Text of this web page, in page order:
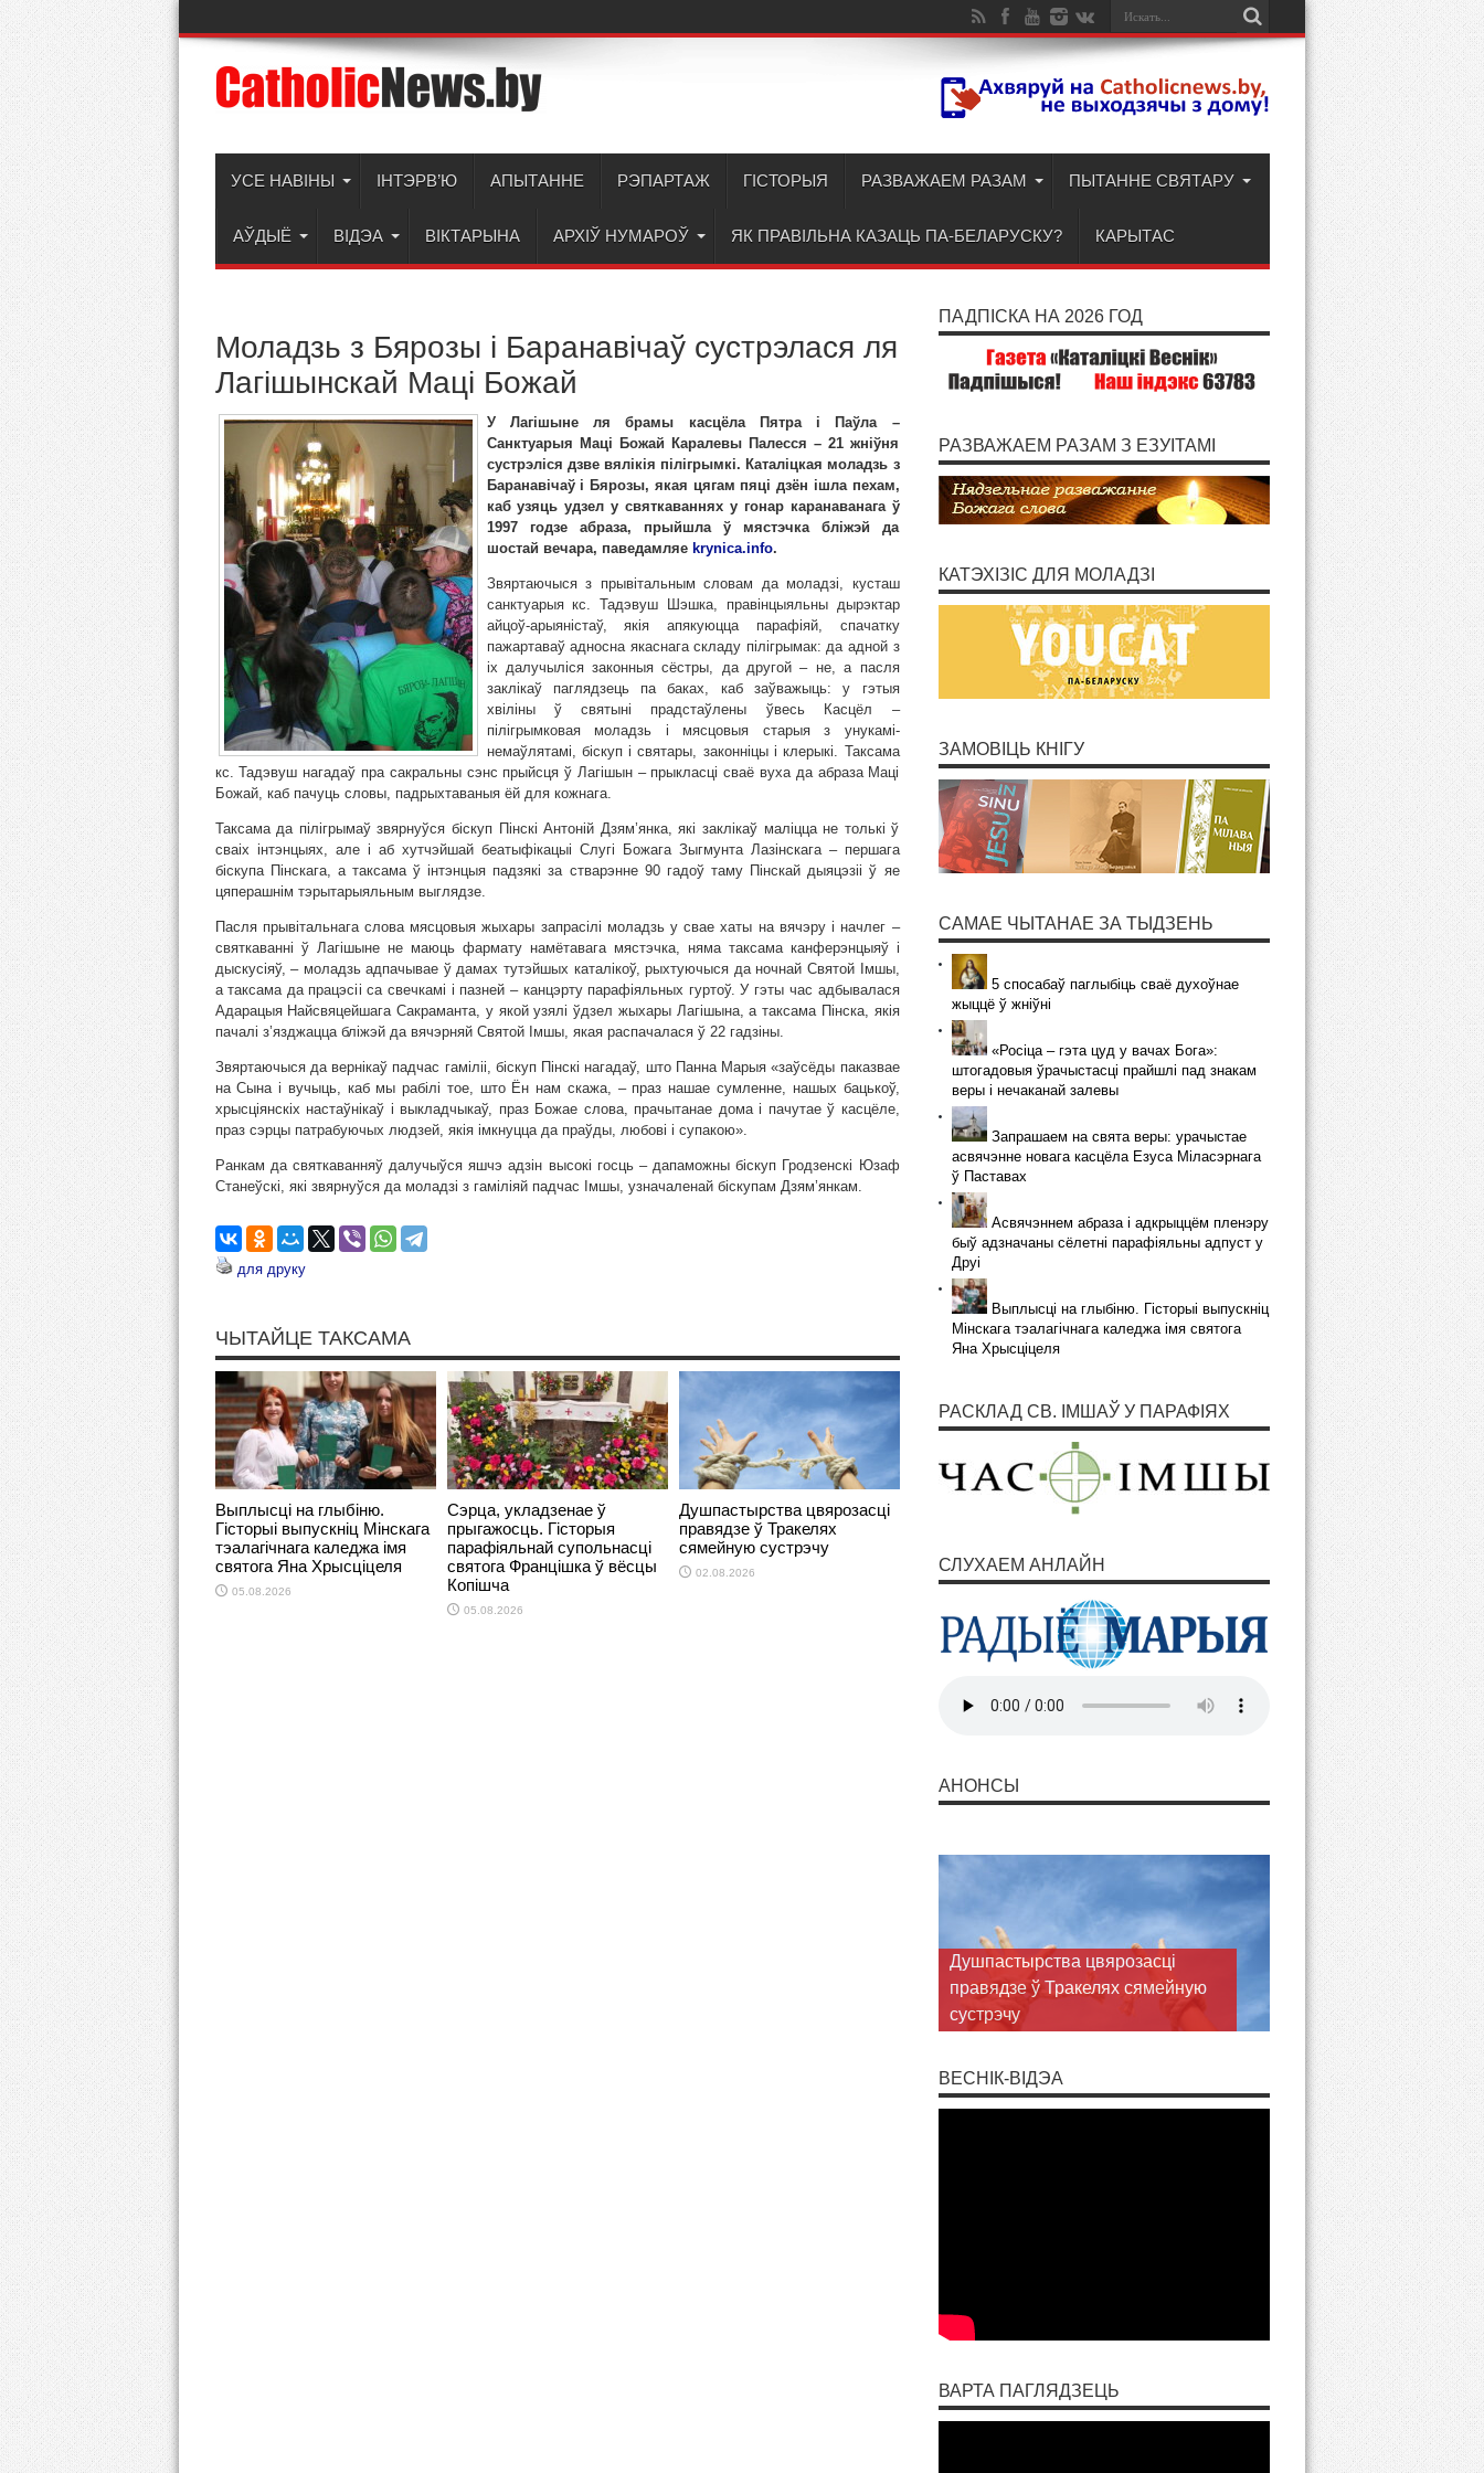
УСЕ НАВІНЫ ІНТЭРВ’Ю АПЫТАННЕ РЭПАРТАЖ ГІСТОРЫЯ РАЗВАЖАЕМ РАЗАМ ПЫТАННЕ СВЯТАРУ
АЎДЫЁ ВІДЭА ВІКТАРЫНА АРХІЎ НУМАРОЎ ЯК ПРАВІЛЬНА КАЗАЦЬ ПА-БЕЛАРУСКУ? КАРЫТАС
Моладзь з Бярозы і Баранавічаў сустрэлася ля
Лагішынскай Маці Божай
У Лагішыне ля брамы касцёла Пятра і Паўла –
Санктуарыя Маці Божай Каралевы Палесся – 21 жніўня
сустрэліся дзве вялікія пілігрымкі. Каталіцкая моладзь з
Баранавічаў і Бярозы, якая цягам пяці дзён ішла пехам,
каб узяць удзел у святкаваннях у гонар каранаванага ў
1997 годзе абраза, прыйшла ў мястэчка бліжэй да
шостай вечара, паведамляе krynica.info.
Звяртаючыся з прывітальным словам да моладзі, кусташ
санктуарыя кс. Тадэвуш Шэшка, правінцыяльны дырэктар
айцоў-арыяністаў, якія апякуюцца парафіяй, спачатку
пажартаваў адносна якаснага складу пілігрымак: да адной з
іх далучыліcя законныя сёстры, да другой – не, а пасля
заклікаў паглядзець па баках, каб заўважыць: у гэтыя
хвіліны ў святыні прадстаўлены ўвесь Касцёл –
пілігрымковая моладзь і мясцовыя старыя з унукамі-
немаўлятамі, біскуп і святары, законніцы і клерыкі. Таксама
кс. Тадэвуш нагадаў пра сакральны сэнс прыйсця ў Лагішын – прыкласці сваё вуха да абраза Маці
Божай, каб пачуць словы, падрыхтаваныя ёй для кожнага.
Таксама да пілігрымаў звярнуўся біскуп Пінскі Антоній Дзям’янка, які заклікаў маліцца не толькі ў
сваіх інтэнцыях, але і аб хутчэйшай беатыфікацыі Слугі Божага Зыгмунта Лазінскага – першага
біскупа Пінскага, а таксама ў інтэнцыя падзякі за стварэнне 90 гадоў таму Пінскай дыяцэзіі ў яе
цяперашнім тэрытарыяльным выглядзе.
Пасля прывітальнага слова мясцовыя жыхары запрасілі моладзь у свае хаты на вячэру і начлег –
святкаванні ў Лагішыне не маюць фармату намётавага мястэчка, няма таксама канферэнцыяў і
дыскусіяў, – моладзь адпачывае ў дамах тутэйшых каталікоў, рыхтуючыся да ночнай Святой Імшы,
а таксама да працэсіі са свечкамі і пазней – канцэрту парафіяльных гуртоў. У гэты час адбывалася
Адарацыя Найсвяцейшага Сакраманта, у якой узялі ўдзел жыхары Лагішына, а таксама Пінска, якія
пачалі з’язджацца бліжэй да вячэрняй Святой Імшы, якая распачалася ў 22 гадзіны.
Звяртаючыся да вернікаў падчас гаміліі, біскуп Пінскі нагадаў, што Панна Марыя «заўсёды паказвае
на Сына і вучыць, каб мы рабілі тое, што Ён нам скажа, – праз нашае сумленне, нашых бацькоў,
хрысціянскіх настаўнікаў і выкладчыкаў, праз Божае слова, прачытанае дома і пачутае ў касцёле,
праз сэрцы патрабуючых людзей, якія імкнуцца да праўды, любові і супакою».
Ранкам да святкаванняў далучыўся яшчэ адзін высокі госць – дапаможны біскуп Гродзенскі Юзаф
Станеўскі, які звярнуўся да моладзі з гаміліяй падчас Імшы, узначаленай біскупам Дзям’янкам.
для друку
ЧЫТАЙЦЕ ТАКСАМА
Выплысці на глыбіню.
Гісторыі выпускніц Мінскага
тэалагічнага каледжа імя
святога Яна Хрысціцеля
05.08.2026
Сэрца, укладзенае ў
прыгажосць. Гісторыя
парафіяльнай супольнасці
святога Францішка ў вёсцы
Копішча
05.08.2026
Душпастырства цвярозасці
правядзе ў Тракелях
сямейную сустрэчу
02.08.2026
ПАДПІСКА НА 2026 ГОД
РАЗВАЖАЕМ РАЗАМ З ЕЗУІТАМІ
КАТЭХІЗІС ДЛЯ МОЛАДЗІ
ЗАМОВІЦЬ КНІГУ
САМАЕ ЧЫТАНАЕ ЗА ТЫДЗЕНЬ
5 спосабаў паглыбіць сваё духоўнае
жыццё ў жніўні
«Росіца – гэта цуд у вачах Бога»:
штогадовыя ўрачыстасці прайшлі пад знакам
веры і нечаканай залевы
Запрашаем на свята веры: урачыстае
асвячэнне новага касцёла Езуса Міласэрнага
ў Паставах
Асвячэннем абраза і адкрыццём пленэру
быў адзначаны сёлетні парафіяльны адпуст у
Друі
Выплысці на глыбіню. Гісторыі выпускніц
Мінскага тэалагічнага каледжа імя святога
Яна Хрысціцеля
РАСКЛАД СВ. ІМШАЎ У ПАРАФІЯХ
СЛУХАЕМ АНЛАЙН
АНОНСЫ
Душпастырства цвярозасці
правядзе ў Тракелях сямейную
сустрэчу
ВЕСНІК-ВІДЭА
ВАРТА ПАГЛЯДЗЕЦЬ